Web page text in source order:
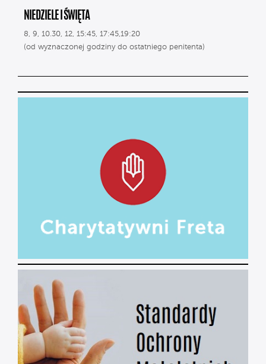
NIEDZIELE I ŚWIĘTA
8, 9, 10.30, 12, 15:45, 17:45,19:20
(od wyznaczonej godziny do ostatniego penitenta)